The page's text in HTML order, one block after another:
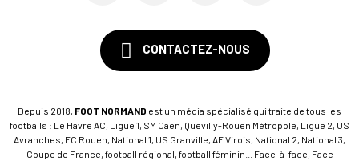
CONTACTEZ-NOUS
Depuis 2018, FOOT NORMAND est un média spécialisé qui traite de tous les
footballs : Le Havre AC, Ligue 1, SM Caen, Quevilly-Rouen Métropole, Ligue 2, US
Avranches, FC Rouen, National 1, US Granville, AF Virois, National 2, National 3,
Coupe de France, football régional, football féminin... Face-à-face, Face